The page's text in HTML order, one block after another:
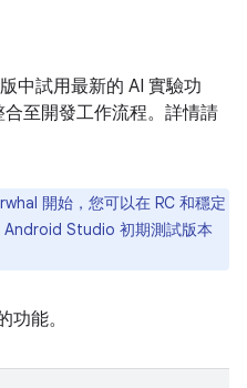
中試用最新的 AI 實驗功
至開發工作流程。詳情請
開始，您可以在 RC 和穩定
Studio 初期測試版本
能。